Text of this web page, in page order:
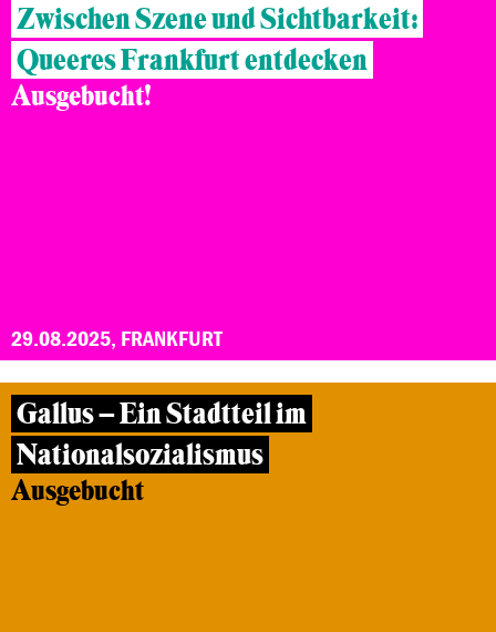
Zwischen Szene und Sichtbarkeit:
Queeres Frankfurt entdecken
Ausgebucht!
29.08.2025, FRANKFURT
Gallus – Ein Stadtteil im
Nationalsozialismus
Ausgebucht